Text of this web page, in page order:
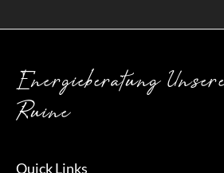
Energieberatung
Ruine
Quick Links